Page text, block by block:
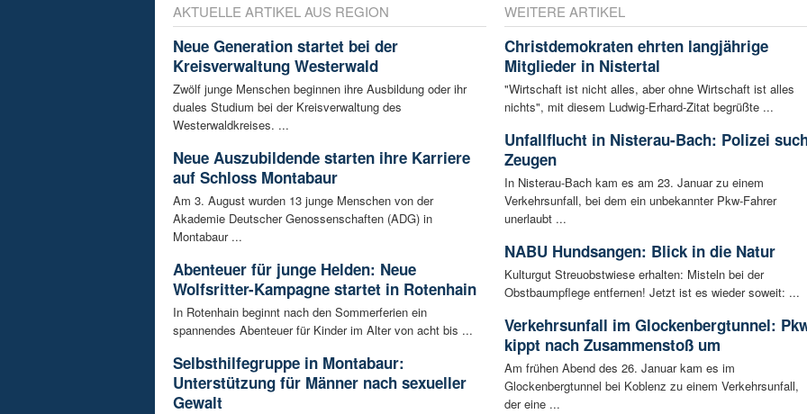
AKTUELLE ARTIKEL AUS REGION
Neue Generation startet bei der
Kreisverwaltung Westerwald
Zwölf junge Menschen beginnen ihre Ausbildung oder ihr
duales Studium bei der Kreisverwaltung des
Westerwaldkreises. ...
Neue Auszubildende starten ihre Karriere
auf Schloss Montabaur
Am 3. August wurden 13 junge Menschen von der
Akademie Deutscher Genossenschaften (ADG) in
Montabaur ...
Abenteuer für junge Helden: Neue
Wolfsritter-Kampagne startet in Rotenhain
In Rotenhain beginnt nach den Sommerferien ein
spannendes Abenteuer für Kinder im Alter von acht bis ...
Selbsthilfegruppe in Montabaur:
Unterstützung für Männer nach sexueller
Gewalt
WEITERE ARTIKEL
Christdemokraten ehrten langjährige
Mitglieder in Nistertal
"Wirtschaft ist nicht alles, aber ohne Wirtschaft ist alles
nichts", mit diesem Ludwig-Erhard-Zitat begrüßte ...
Unfallflucht in Nisterau-Bach: Polizei
Zeugen
In Nisterau-Bach kam es am 23. Januar zu einem
Verkehrsunfall, bei dem ein unbekannter Pkw-Fahrer
unerlaubt ...
NABU Hundsangen: Blick in die Natur
Kulturgut Streuobstwiese erhalten: Misteln bei der
Obstbaumpflege entfernen! Jetzt ist es wieder soweit: ...
Verkehrsunfall im Glockenbergtunnel:
kippt nach Zusammenstoß um
Am frühen Abend des 26. Januar kam es im
Glockenbergtunnel bei Koblenz zu einem Verkehrsunfall,
der eine ...